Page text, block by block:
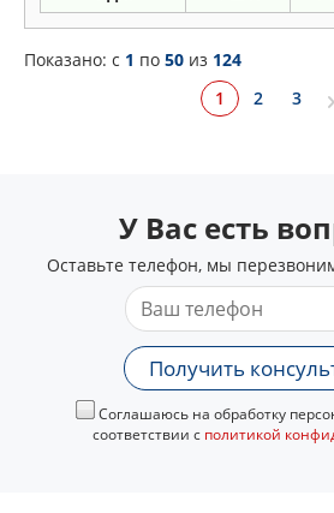
Показано: c 1 по 50 из 124
1
2 3
У Вас есть
Оставьте телефон, мы
Получить
Соглашаюсь на обработку
соответствии с политикой